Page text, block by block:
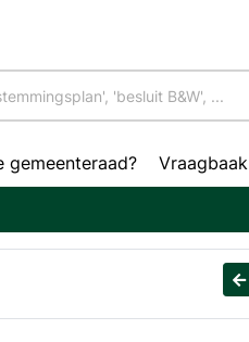
gemeenteraad? Vraagbaak